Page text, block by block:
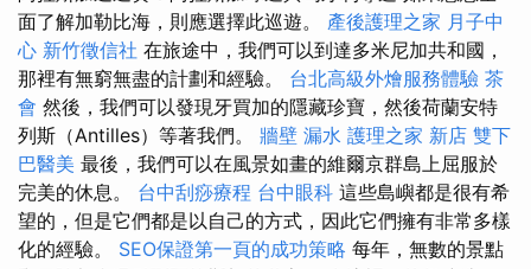
面了解加勒比海，則應選擇此巡遊。 產後護理之家 月子中
心 新竹徵信社 在旅途中，我們可以到達多米尼加共和國，
那裡有無窮無盡的計劃和經驗。 台北高級外燴服務體驗 茶
會 然後，我們可以發現牙買加的隱藏珍寶，然後荷蘭安特
列斯（Antilles）等著我們。 牆壁 漏水 護理之家 新店 雙下
巴醫美 最後，我們可以在風景如畫的維爾京群島上屈服於
完美的休息。 台中刮痧療程 台中眼科 這些島嶼都是很有希
望的，但是它們都是以自己的方式，因此它們擁有非常多樣
化的經驗。 SEO保證第一頁的成功策略 每年，無數的景點